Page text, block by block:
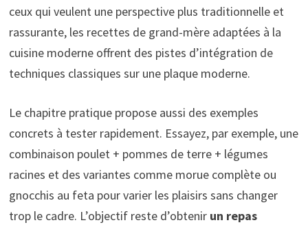
ceux qui veulent une perspective plus traditionnelle et
rassurante, les recettes de grand-mère adaptées à la
cuisine moderne offrent des pistes d’intégration de
techniques classiques sur une plaque moderne.
Le chapitre pratique propose aussi des exemples
concrets à tester rapidement. Essayez, par exemple, une
combinaison poulet + pommes de terre + légumes
racines et des variantes comme morue complète ou
gnocchis au feta pour varier les plaisirs sans changer
trop le cadre. L’objectif reste d’obtenir un repas